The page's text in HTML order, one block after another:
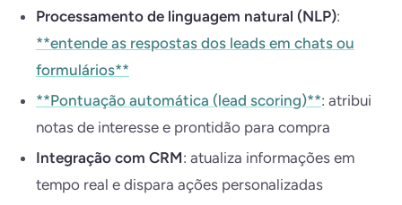
Processamento de linguagem natural (NLP):
**entende as respostas dos leads em chats ou
formulários**
**Pontuação automática (lead scoring)**: atribui
notas de interesse e prontidão para compra
Integração com CRM: atualiza informações em
tempo real e dispara ações personalizadas